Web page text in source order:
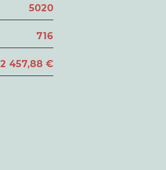
5020
716
2 457,88 €